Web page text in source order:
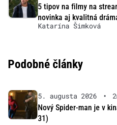
5 tipov na filmy na
novinka aj kvalitná
Katarína Šimková
Podobné články
5. augusta 2026 •
Nový Spider-man je v
31)